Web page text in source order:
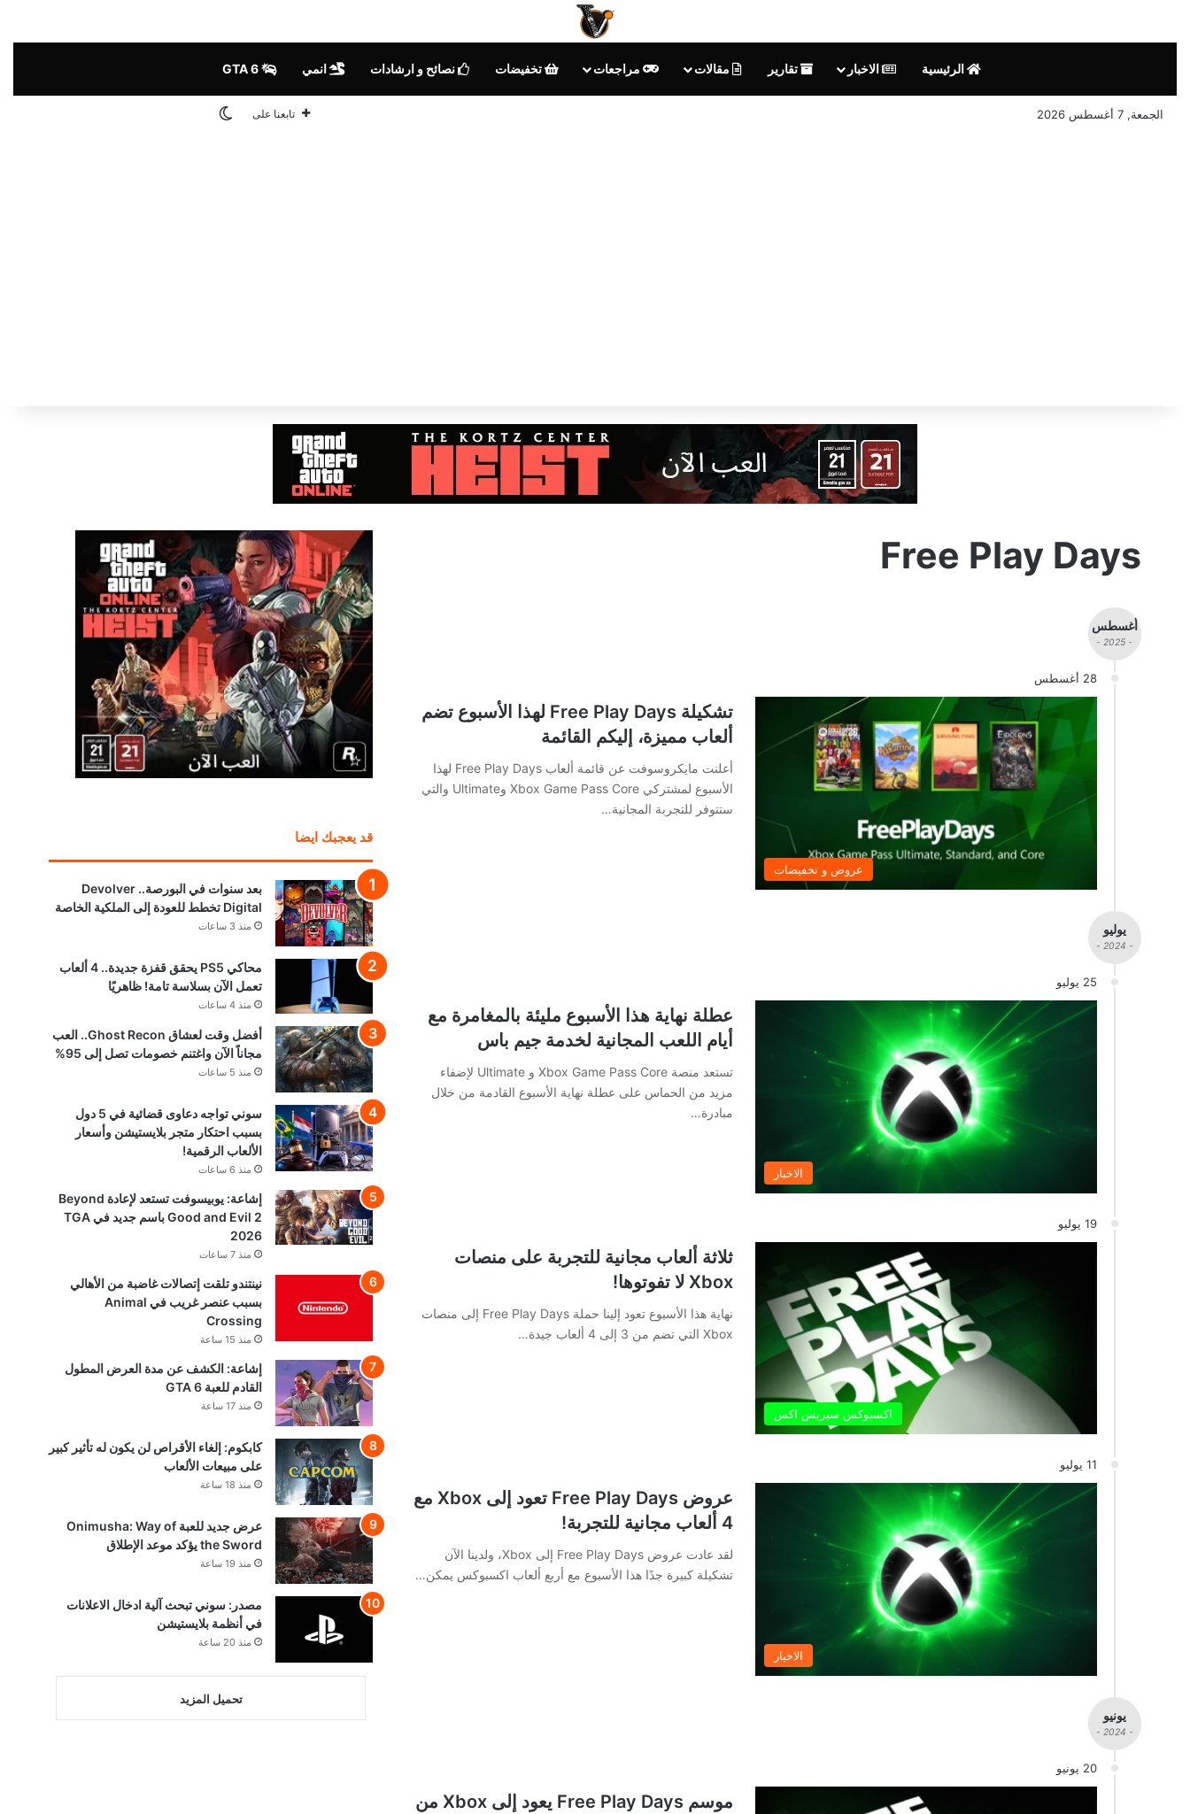
الرئيسية الاخبار تقارير مقالات مراجعات تخفيضات نصائح و ارشادات انمي
الجمعة, 7 أغسطس 2026 تابعنا على الوضع المظلم
Free Play Days
أغسطس
- 2025 -
28 أغسطس
عروض و تخفيضات
تشكيلة Free Play Days لهذا الأسبوع تضم
ألعاب مميزة، إليكم القائمة
أعلنت مايكروسوفت عن قائمة ألعاب Free Play Days لهذا
الأسبوع لمشتركي Xbox Game Pass Core وUltimate والتي
ستتوفر للتجربة المجانية…
يوليو
- 2024 -
25 يوليو
الاخبار
عطلة نهاية هذا الأسبوع مليئة بالمغامرة مع
أيام اللعب المجانية لخدمة جيم باس
تستعد منصة Xbox Game Pass Core و Ultimate لإضفاء
مزيد من الحماس على عطلة نهاية الأسبوع القادمة من خلال
مبادرة…
19 يوليو
اكسبوكس سيريس اكس
ثلاثة ألعاب مجانية للتجربة على منصات
Xbox لا تفوتوها!
نهاية هذا الأسبوع تعود إلينا حملة Free Play Days إلى منصات
Xbox التي تضم من 3 إلى 4 ألعاب جيدة…
11 يوليو
الاخبار
عروض Free Play Days تعود إلى Xbox مع
4 ألعاب مجانية للتجربة!
لقد عادت عروض Free Play Days إلى Xbox، ولدينا الآن
تشكيلة كبيرة جدًا هذا الأسبوع مع أربع ألعاب اكسبوكس يمكن…
يونيو
- 2024 -
20 يونيو
موسم Free Play Days يعود إلى Xbox من
قد يعجبك ايضا
بعد سنوات في البورصة.. Devolver
Digital تخطط للعودة إلى الملكية الخاصة
منذ 3 ساعات
محاكي PS5 يحقق قفزة جديدة.. 4 ألعاب
تعمل الآن بسلاسة تامة! ظاهريًا
منذ 4 ساعات
أفضل وقت لعشاق Ghost Recon.. العب
مجاناً الآن واغتنم خصومات تصل إلى 95%
منذ 5 ساعات
سوني تواجه دعاوى قضائية في 5 دول
بسبب احتكار متجر بلايستيشن وأسعار
الألعاب الرقمية!
منذ 6 ساعات
إشاعة: يوبيسوفت تستعد لإعادة Beyond
Good and Evil 2 باسم جديد في TGA
2026
منذ 7 ساعات
نينتندو تلقت إتصالات غاضبة من الأهالي
بسبب عنصر غريب في Animal
Crossing
منذ 15 ساعة
إشاعة: الكشف عن مدة العرض المطول
القادم للعبة GTA 6
منذ 17 ساعة
كابكوم: إلغاء الأقراص لن يكون له تأثير كبير
على مبيعات الألعاب
منذ 18 ساعة
عرض جديد للعبة Onimusha: Way of
the Sword يؤكد موعد الإطلاق
منذ 19 ساعة
مصدر: سوني تبحث آلية ادخال الاعلانات
في أنظمة بلايستيشن
منذ 20 ساعة
تحميل المزيد